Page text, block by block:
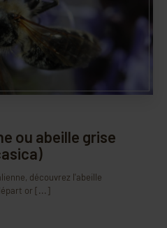
ou abeille grise
découvrez l'abeille
or [...]